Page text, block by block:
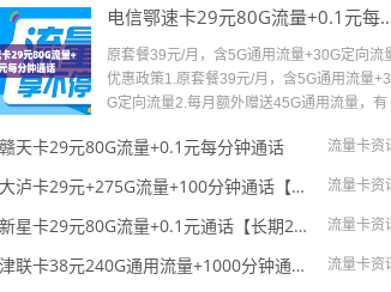
电信鄂速卡29元80G
原套餐39元/月，含5G通用流量+30G定向流
优惠政策1.原套餐39元/月，含5G通用流量
G定向流量2.每月额外赠送45G通用流量，有
量按天折算）3.充50送50，本金立即到账，
送50元分5个月返还，每个月返10元4.激活当
月享40元体验金，体验金...
流量卡资
天卡29元80G流量+0.1元每分钟通话
流量卡资
移动大泸卡29元+275G流量+100分钟通话【只发上海市内】
流量卡资
电信新星卡29元80G流量+0.1元通话【长期20年套餐】
流量卡资
联通津联卡38元240G通用流量+1000分钟通话【到期自动续约】